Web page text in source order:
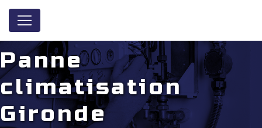
Panne
climatisation
Gironde
Panneau de gestion des cookies